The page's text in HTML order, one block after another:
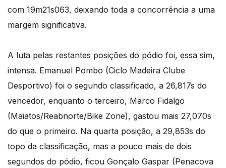
com 19m21s063, deixando toda a concorrência a uma
margem significativa.
A luta pelas restantes posições do pódio foi, essa sim,
intensa. Emanuel Pombo (Ciclo Madeira Clube
Desportivo) foi o segundo classificado, a 26,817s do
vencedor, enquanto o terceiro, Marco Fidalgo
(Maiatos/Reabnorte/Bike Zone), gastou mais 27,070s
do que o primeiro. Na quarta posição, a 29,853s do
topo da classificação, mas a pouco mais de dois
segundos do pódio, ficou Gonçalo Gaspar (Penacova